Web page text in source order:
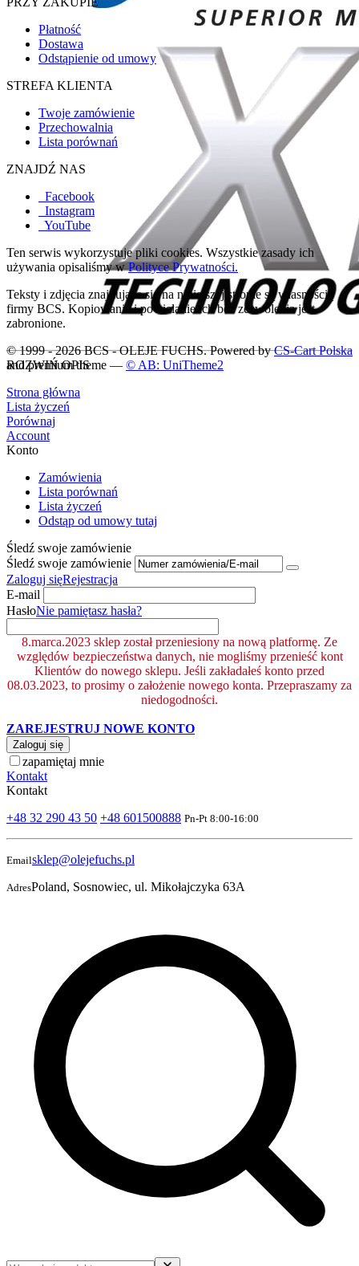
ROZWIŃ OPIS
Płatność
Dostawa
Odstąpienie od umowy
STREFA KLIENTA
Twoje zamówienie
Przechowalnia
Lista porównań
ZNAJDŹ NAS
Facebook
Instagram
YouTube
Ten serwis wykorzystuje pliki cookies. Wszystkie zasady ich
używania opisaliśmy wPolityce Prywatności.
Teksty i zdjęcia znajdujące się na niniejszej stronie są własnością
firmy BCS. Kopiowanie i powielanie ich bez zezwolenia jest
zabronione.
© 1999 - 2026 BCS - OLEJE FUCHS. Powered byCS-Cart Polska
and premium theme — © AB: UniTheme2
Strona główna
Lista życzeń
Porównaj
Account
Konto
Zamówienia
Lista porównań
Lista życzeń
Odstąp od umowy tutaj
Śledź swoje zamówienie
Śledź swoje zamówienie
Zaloguj sięRejestracja
E-mail
HasłoNie pamiętasz hasła?
8.marca.2023 sklep został przeniesiony na nową platformę. Ze
względów bezpieczeństwa danych, nie mogliśmy przenieść kont
Klientów do nowego sklepu. Jeśli zakładałeś konto przed
08.03.2023, to prosimy o założenie nowego konta. Przepraszamy za
niedogodności.
ZAREJESTRUJ NOWE KONTO
Zaloguj się
zapamiętaj mnie
Kontakt
Kontakt
+48 32 290 43 50 +48 601500888 Pn-Pt 8:00-16:00
Emailsklep@olejefuchs.pl
AdresPoland, Sosnowiec, ul. Mikołajczyka 63A